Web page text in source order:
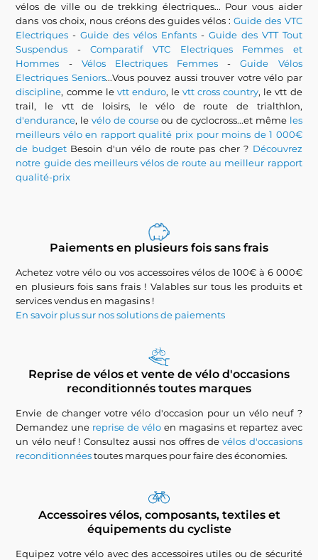
vélos de ville ou de trekking électriques... Pour vous aider
dans vos choix, nous créons des guides vélos :Guide des VTC
Electriques -Guide des vélos Enfants - Guide des VTT Tout
Suspendus -Comparatif VTC Electriques Femmes et
Hommes - Vélos Electriques Femmes -Guide Vélos
Electriques Seniors...Vous pouvez aussi trouver votre vélo par
discipline, comme le vtt enduro, levtt cross country, le vtt de
trail, le vtt de loisirs, le vélo de route de trialthlon,
d'endurance, levélo de courseou de cyclocross...et même les
meilleurs vélo en rapport qualité prix pour moins de 1 000€
de budgetBesoin d'un vélo de route pas cher ? Découvrez
notre guide des meilleurs vélos de route au meilleur rapport
qualité-prix
Paiements en plusieurs fois sans frais
Achetez votre vélo ou vos accessoires vélos de 100€ à 6 000€
en plusieurs fois sans frais ! Valables sur tous les produits et
services vendus en magasins !
En savoir plus sur nos solutions de paiements
Reprise de vélos et vente de vélo d'occasions
reconditionnés toutes marques
Envie de changer votre vélo d'occasion pour un vélo neuf ?
Demandez une reprise de vélo en magasins et repartez avec
un vélo neuf ! Consultez aussi nos offres devélos d'occasions
reconditionnéestoutes marques pour faire des économies.
Accessoires vélos, composants, textiles et
équipements du cycliste
Equipez votre vélo avec des accessoires utiles ou de sécurité